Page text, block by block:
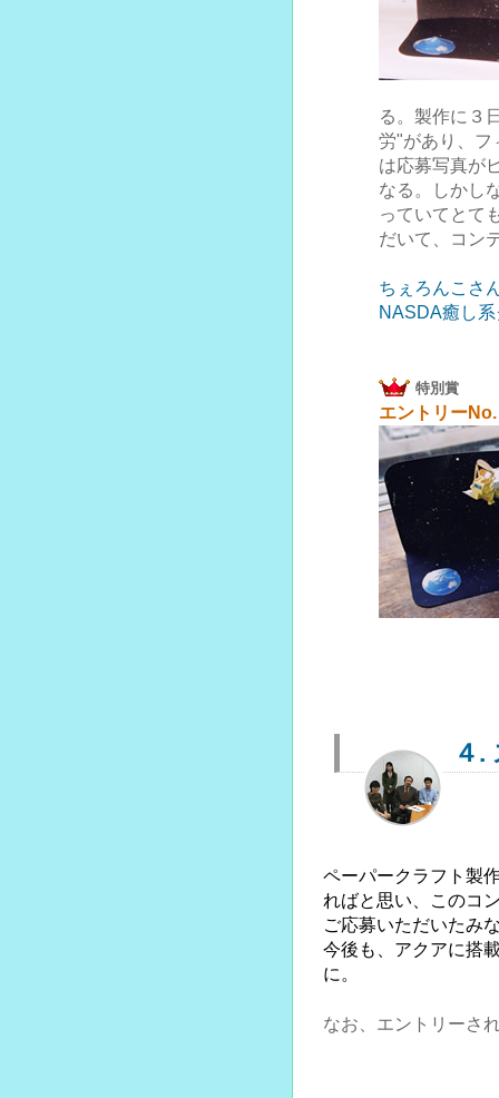
る。製作に３
労"があり、フ
は応募写真が
なる。しかし
っていてとて
だいて、コン
ちぇろんこさ
NASDA癒し
特別賞
エントリー
４.
ペーパークラフト製
ればと思い、このコ
ご応募いただいたみ
今後も、アクアに搭
に。
なお、エントリーさ